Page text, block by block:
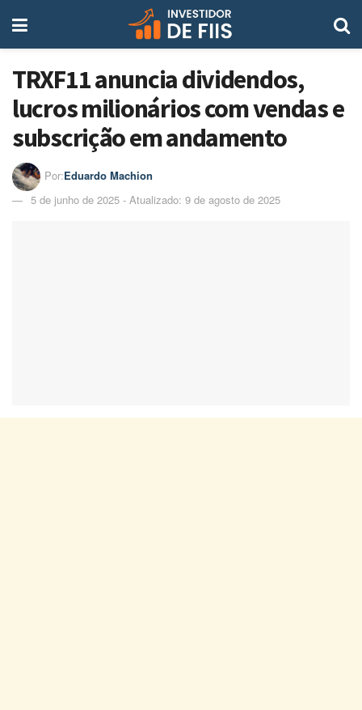
TRXF11 anuncia dividendos,
lucros milionários com vendas e
subscrição em andamento
Por:Eduardo Machion
5 de junho de 2025 - Atualizado: 9 de agosto de 2025